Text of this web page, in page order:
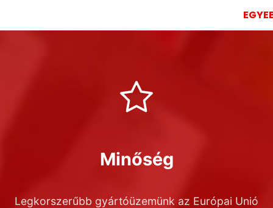
Minőség
Legkorszerűbb gyártóüzemünk az Európai Unió